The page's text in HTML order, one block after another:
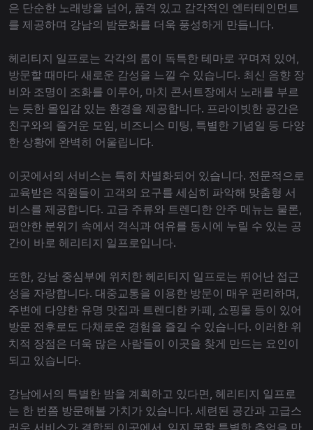
은 단순한 노래방을 넘어, 품격 있고 감각적인 엔터테인먼트
를 제공하며 강남의 밤문화를 더욱 풍성하게 만듭니다.
헤리티지 일프로는 각각의 룸이 독특한 테마로 꾸며져 있어,
방문할 때마다 새로운 감성을 느낄 수 있습니다. 최신 음향 장
비와 조명이 조화를 이루어, 마치 콘서트장에서 노래를 부르
는 듯한 몰입감 있는 환경을 제공합니다. 프라이빗한 공간은
친구와의 즐거운 모임, 비즈니스 미팅, 특별한 기념일 등 다양
한 상황에 완벽히 어울립니다.
이곳에서의 서비스는 특히 차별화되어 있습니다. 전문적으로
교육받은 직원들이 고객의 요구를 세심히 파악해 맞춤형 서
비스를 제공합니다. 고급 주류와 트렌디한 안주 메뉴는 물론,
편안한 분위기 속에서 격식과 여유를 동시에 누릴 수 있는 공
간이 바로 헤리티지 일프로입니다.
또한, 강남 중심부에 위치한 헤리티지 일프로는 뛰어난 접근
성을 자랑합니다. 대중교통을 이용한 방문이 매우 편리하며,
주변에 다양한 유명 맛집과 트렌디한 카페, 쇼핑몰 등이 있어
방문 전후로도 다채로운 경험을 즐길 수 있습니다. 이러한 위
치적 장점은 더욱 많은 사람들이 이곳을 찾게 만드는 요인이
되고 있습니다.
강남에서의 특별한 밤을 계획하고 있다면, 헤리티지 일프로
는 한 번쯤 방문해볼 가치가 있습니다. 세련된 공간과 고급스